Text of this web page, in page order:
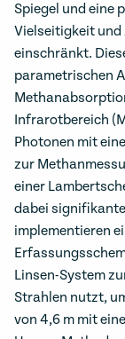
Spiegel und eine
Vielseitigkeit
einschränkt.
parametrischen
Infrarotbereich
Photonen mit
zur
einer
dabei
implementieren
Linsen-System
Strahlen nutzt,
von 4,6 m mit